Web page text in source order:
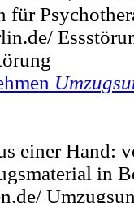
einer Hand:
in